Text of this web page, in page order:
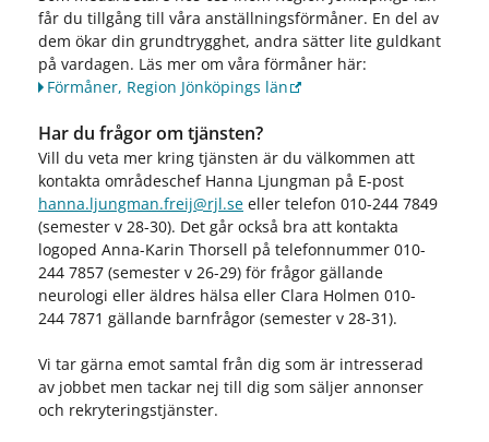
får du tillgång till våra anställningsförmåner. En del av
dem ökar din grundtrygghet, andra sätter lite guldkant
på vardagen. Läs mer om våra förmåner här:
Förmåner, Region Jönköpings län
Har du frågor om tjänsten?
Vill du veta mer kring tjänsten är du välkommen att
kontakta områdeschef Hanna Ljungman på E-post
hanna.ljungman.freij@rjl.seeller telefon 010-244 7849
(semester v 28-30). Det går också bra att kontakta
logoped Anna-Karin Thorsell på telefonnummer 010-
244 7857 (semester v 26-29) för frågor gällande
neurologi eller äldres hälsa eller Clara Holmen 010-
244 7871 gällande barnfrågor (semester v 28-31).
Vi tar gärna emot samtal från dig som är intresserad
av jobbet men tackar nej till dig som säljer annonser
och rekryteringstjänster.